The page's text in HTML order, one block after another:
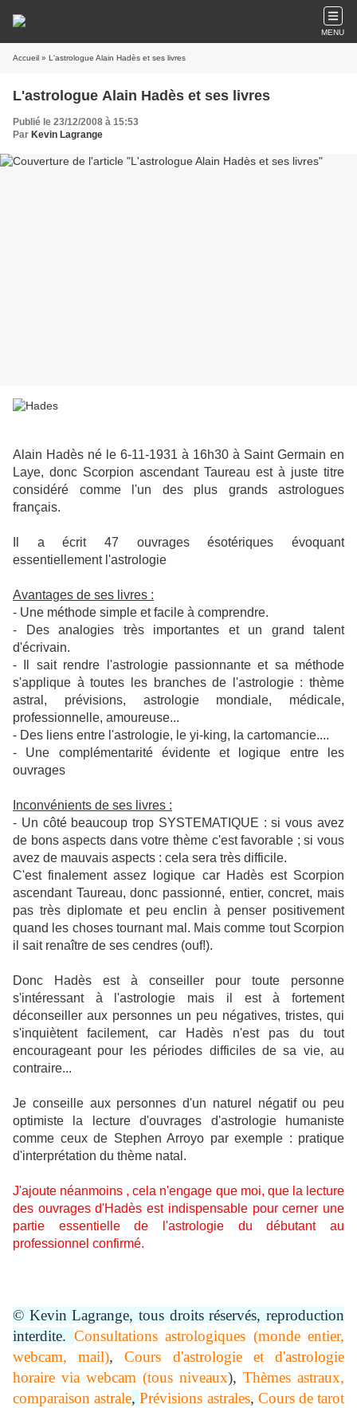
MENU
Accueil » L'astrologue Alain Hadès et ses livres
L'astrologue Alain Hadès et ses livres
Publié le 23/12/2008 à 15:53
Par Kevin Lagrange
Alain Hadès né le 6-11-1931 à 16h30 à Saint Germain en
Laye, donc Scorpion ascendant Taureau est à juste titre
considéré comme l'un des plus grands astrologues
français.
Il a écrit 47 ouvrages ésotériques évoquant
essentiellement l'astrologie
Avantages de ses livres :
- Une méthode simple et facile à comprendre.
- Des analogies très importantes et un grand talent
d'écrivain.
- Il sait rendre l'astrologie passionnante et sa méthode
s'applique à toutes les branches de l'astrologie : thème
astral, prévisions, astrologie mondiale, médicale,
professionnelle, amoureuse...
- Des liens entre l'astrologie, le yi-king, la cartomancie....
- Une complémentarité évidente et logique entre les
ouvrages
Inconvénients de ses livres :
- Un côté beaucoup trop SYSTEMATIQUE : si vous avez
de bons aspects dans votre thème c'est favorable ; si vous
avez de mauvais aspects : cela sera très difficile.
C'est finalement assez logique car Hadès est Scorpion
ascendant Taureau, donc passionné, entier, concret, mais
pas très diplomate et peu enclin à penser positivement
quand les choses tournant mal. Mais comme tout Scorpion
il sait renaître de ses cendres (ouf!).
Donc Hadès est à conseiller pour toute personne
s'intéressant à l'astrologie mais il est à fortement
déconseiller aux personnes un peu négatives, tristes, qui
s'inquiètent facilement, car Hadès n'est pas du tout
encourageant pour les périodes difficiles de sa vie, au
contraire...
Je conseille aux personnes d'un naturel négatif ou peu
optimiste la lecture d'ouvrages d'astrologie humaniste
comme ceux de Stephen Arroyo par exemple : pratique
d'interprétation du thème natal.
J'ajoute néanmoins , cela n'engage que moi, que la lecture
des ouvrages d'Hadès est indispensable pour cerner une
partie essentielle de l'astrologie du débutant au
professionnel confirmé.
© Kevin Lagrange, tous droits réservés, reproduction
interdite. Consultations astrologiques (monde entier,
webcam, mail),Cours d'astrologie et d'astrologie
horaire via webcam (tous niveaux), Thèmes astraux,
comparaison astrale,Prévisions astrales, Cours de tarot